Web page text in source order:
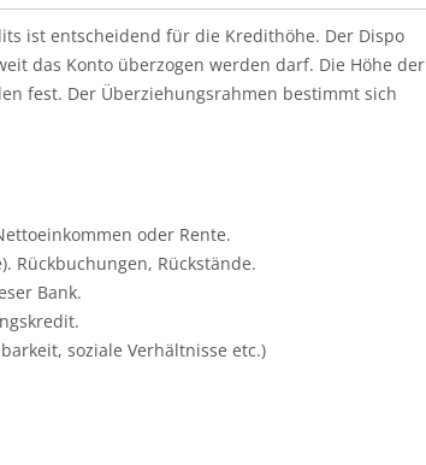
ist entscheidend für die Kredithöhe. Der Dispo
das Konto überzogen werden darf. Die Höhe der
fest. Der Überziehungsrahmen bestimmt sich
oder Rente.
Rückbuchungen, Rückstände.
Bank.
soziale Verhältnisse etc.)